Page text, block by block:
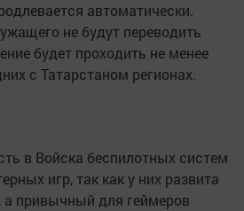
автоматически.
не будут переводить
будет проходить не менее
с Татарстаном регионах.
в Войска беспилотных систем
игр, так как у них развита
а привычный для геймеров